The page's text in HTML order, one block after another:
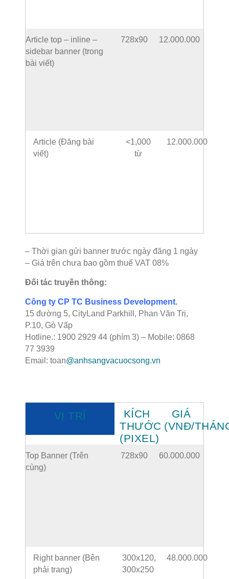
Article top – inline –
sidebar banner (trong
bài viết)
728x90 12.000.000
Article (Đăng bài
viết)
<1,000
từ
12.000.000
– Thời gian gửi banner trước ngày đăng 1 ngày
– Giá trên chưa bao gồm thuế VAT 08%
Đối tác truyền thông:
Công ty CP TC Business Development.
15 đường 5, CityLand Parkhill, Phan Văn Trị,
P.10, Gò Vấp
Hotline.: 1900 2929 44 (phím 3) – Mobile: 0868
77 3939
Email: toan@anhsangvacuocsong.vn
VỊ TRÍ
KÍCH
THƯỚC
(PIXEL)
GIÁ
(VNĐ/
Top Banner (Trên
cùng)
728x90 60.000.000
Right banner (Bên
phải trang)
300x120,
300x250
48.000.000